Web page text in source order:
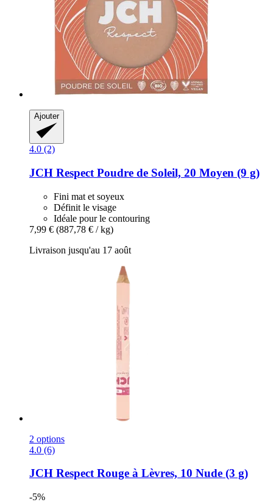
Ajouter
4.0 (2)
JCH Respect Poudre de Soleil, 20 Moyen (9 g)
Fini mat et soyeux
Définit le visage
Idéale pour le contouring
7,99 € (887,78 € / kg)
Livraison jusqu'au 17 août
2 options
4.0 (6)
JCH RespectRouge à Lèvres, 10 Nude (3 g)
-5%